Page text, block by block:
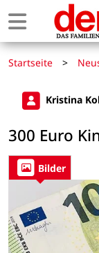
Startseite >
Kristina
300 Euro
Bilder